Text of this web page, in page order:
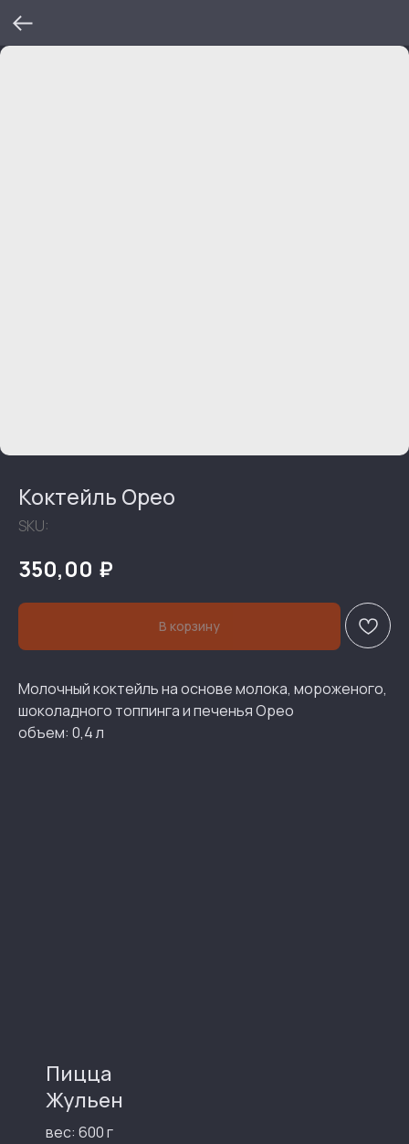
Коктейль Орео
SKU:
350,00 ₽
В корзину
Молочный коктейль на основе молока, мороженого,
шоколадного топпинга и печенья Орео
объем: 0,4 л
Пицца
Жульен
вес: 600 г